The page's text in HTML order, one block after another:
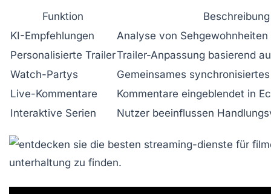
Funktion
Beschreibung
KI-Empfehlungen
Analyse von
Personalisierte TrailerTrailer-Anpassung basierend
Watch-Partys
Gemeinsames
Live-Kommentare
Kommentare eingeblendet in
Interaktive Serien
Nutzer beeinflussen